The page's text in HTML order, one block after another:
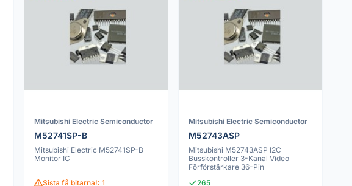
Mitsubishi Electric Semiconductor
M52741SP-B
Mitsubishi Electric M52741SP-B
Monitor IC
Sista få bitarna!: 1
Mitsubishi Electric Semiconductor
M52743ASP
Mitsubishi M52743ASP I2C
Busskontroller 3-Kanal Video
Förförstärkare 36-Pin
265